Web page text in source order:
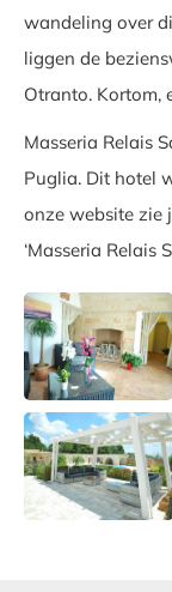
wandeling over
liggen de
Otranto. Kortom,
Masseria Relais
Puglia. Dit hotel
onze website zie
‘Masseria Relais